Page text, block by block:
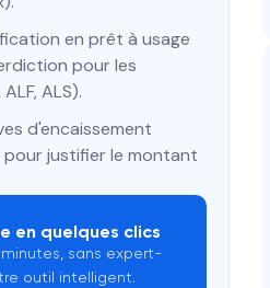
en prêt à usage
pour les
ALS).
d'encaissement
justifier le montant
en quelques clics
sans expert-
outil intelligent.